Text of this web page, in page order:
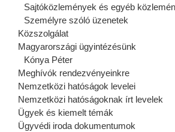
Sajtóközlemények és egyéb
Személyre szóló üzenetek
Közszolgálat
Magyarországi ügyintézésünk
Kónya Péter
Meghívók rendezvényeinkre
Nemzetközi hatóságok levelei
Nemzetközi hatóságoknak írt levelek
Ügyek és kiemelt témák
Ügyvédi iroda dokumentumok